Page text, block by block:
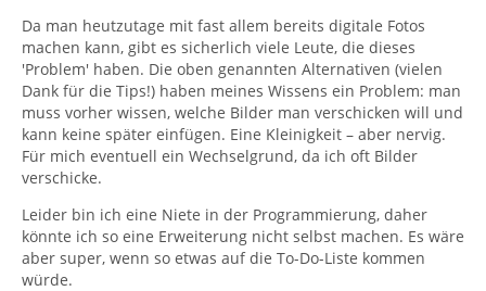
Da man heutzutage mit fast allem bereits digitale Fotos
machen kann, gibt es sicherlich viele Leute, die dieses
'Problem' haben. Die oben genannten Alternativen (vielen
Dank für die Tips!) haben meines Wissens ein Problem: man
muss vorher wissen, welche Bilder man verschicken will und
kann keine später einfügen. Eine Kleinigkeit – aber nervig.
Für mich eventuell ein Wechselgrund, da ich oft Bilder
verschicke.
Leider bin ich eine Niete in der Programmierung, daher
könnte ich so eine Erweiterung nicht selbst machen. Es wäre
aber super, wenn so etwas auf die To-Do-Liste kommen
würde.